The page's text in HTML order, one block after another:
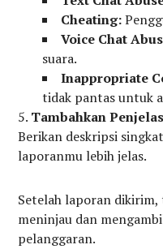
Cheating:
Voice Chat
suara.
Inappropriate
tidak pantas untuk
Tambahkan
Berikan deskripsi
laporanmu lebih jelas.
Setelah laporan
meninjau dan
pelanggaran.